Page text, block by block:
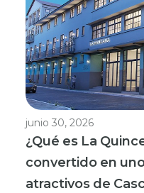
junio 30, 2026
¿Qué es La
convertido en
atractivos de